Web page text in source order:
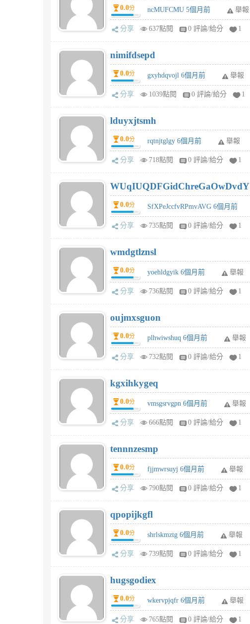
0.0分 ncMUFCMU 5個月前 舉報
分享 637點閱 0 評論/給分 1
nimifdsepd
0.0分 gxyhdqvojl 6個月前 舉報
分享 1039點閱 0 評論/給分 1
lduyxjtsmh
0.0分 rqtnjtglgy 6個月前 舉報
分享 718點閱 0 評論/給分 1
WUqIUQDFGidChreGaOwDvdY
0.0分 SfXPeJccfvRPmvAVG 6個月前
分享 735點閱 0 評論/給分 1
wmdgtlznsl
0.0分 yoehldgyik 6個月前 舉報
分享 736點閱 0 評論/給分 1
oujmxsguon
0.0分 plhwiwshuq 6個月前 舉報
分享 732點閱 0 評論/給分 1
kgxihkygeq
0.0分 vmsgsrvgpn 6個月前 舉報
分享 666點閱 0 評論/給分 1
tennnzesmp
0.0分 fjjmwrsuyj 6個月前 舉報
分享 790點閱 0 評論/給分 1
qpopijkgfl
0.0分 shrlskmztg 6個月前 舉報
分享 739點閱 0 評論/給分 1
hugsgodiex
0.0分 wkervpjqfr 6個月前 舉報
分享 765點閱 0 評論/給分 1